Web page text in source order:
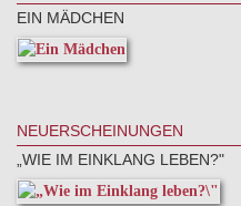
EIN MÄDCHEN
NEUERSCHEINUNGEN
„WIE IM EINKLANG LEBEN?"